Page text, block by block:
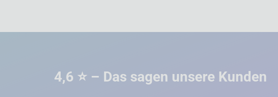
4,6 ⭐ – Das sagen unsere Kunden